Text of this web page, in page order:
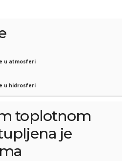
u atmosferi
u hidrosferi
toplotnom
je